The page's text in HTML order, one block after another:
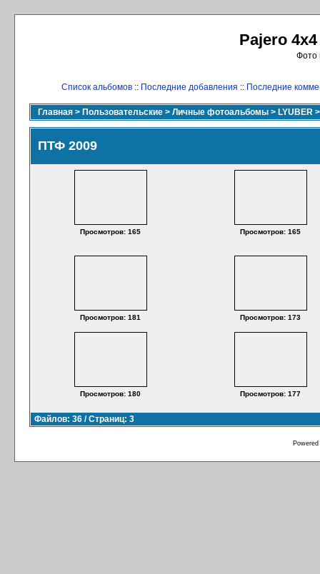
Pajero
Фото
Список альбомов :: Последние добавления :: Последние
Главная > Пользовательские > Личные фотоальбомы > LYUBER
ПТФ 2009
Просмотров: 165 Просмотров: 165
Просмотров: 181 Просмотров: 173
Просмотров: 180 Просмотров: 177
Файлов: 36 / Страниц: 3